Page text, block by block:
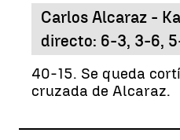
Carlos Alcaraz -
directo: 6-3, 3-6,
40-15. Se queda
cruzada de Alcaraz.